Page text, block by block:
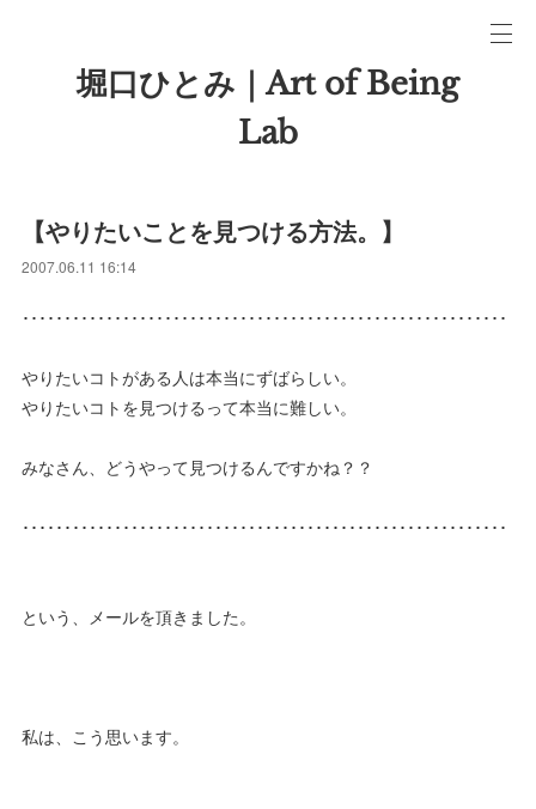
堀口ひとみ｜Art of Being
Lab
【やりたいことを見つける方法。】
2007.06.11 16:14
･･････････････････････････････････････････････････････････
やりたいコトがある人は本当にずばらしい。
やりたいコトを見つけるって本当に難しい。
みなさん、どうやって見つけるんですかね？？
･･････････････････････････････････････････････････････････
という、メールを頂きました。
私は、こう思います。